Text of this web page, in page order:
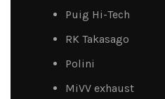
Puig Hi-Tech
RK Takasago
Polini
MiVV exhaust